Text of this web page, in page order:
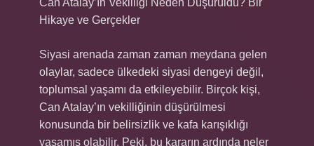
Can Atalay’ın Vekilliği Neden Düşürüldü? Bir
Hikaye ve Gerçekler
Siyasi arenada zaman zaman meydana gelen
olaylar, sadece ülkedeki siyasi dengeyi değil,
toplumsal yaşamı da etkileyebilir. Birçok kişi,
Can Atalay’ın vekilliğinin düşürülmesi
konusunda bir belirsizlik ve kafa karışıklığı
yaşamış olabilir. Peki, bu kararın ardında neler